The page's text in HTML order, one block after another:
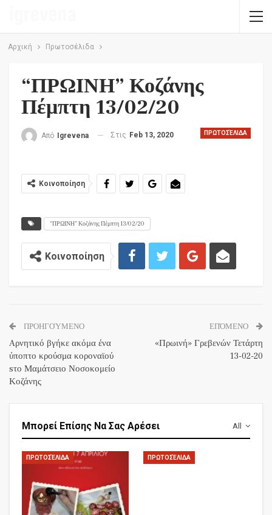
Αρχική Πρωτοσέλιδα
“ΠΡΩΙΝΗ” Κοζάνης
Πέμπτη 13/02/20
ΠΡΩΤΟΣΈΛΙΔΑ
Από Igrevena Στις Feb 13, 2020
Κοινοποίηση
“ΠΡΩΙΝΗ” Κοζάνης Πέμπτη 13/02/20
Κοινοποίηση
ΠΡΟΗΓΟΎΜΕΝΟ
Aρνητικό βγήκε ακόμα ένα
ύποπτο κρούσμα κοροναϊού
sτο Μαμάτσειο Νοσοκομείο
Κοζάνης
ΕΠΌΜΕΝΟ
«Πρωινή» Γρεβενών Τετάρτη
13-02-20
All
Μπορεί Επίσης Να Σας Αρέσει
ΠΡΩΤΟΣΈΛΙΔΑ ΠΡΩΤΟΣΈΛΙΔΑ